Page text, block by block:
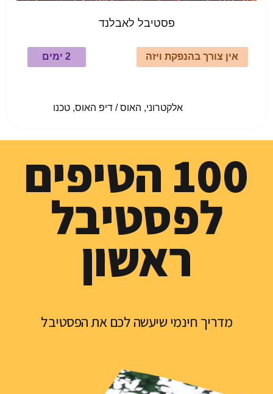
פסטיבל לאבלנד
אין צורך בהנפקת ויזה 2 ימים
100 הטיפים
לפסטיבל
ראשון
מדריך חינמי שיעשה לכם את הפסטיבל